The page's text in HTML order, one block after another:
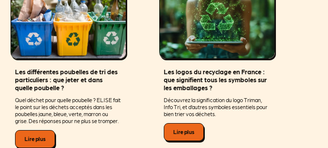
Les différentes poubelles de tri des
particuliers : que jeter et dans
quelle poubelle ?
Quel déchet pour quelle poubelle ? ELISE fait
le point sur les déchets acceptés dans les
poubelles jaune, bleue, verte, marron ou
grise. Des réponses pour ne plus se tromper.
Lire plus
Les logos du recyclage en France :
que signifient tous les symboles sur
les emballages ?
Découvrez la signification du logo Triman,
Info Tri, et d’autres symboles essentiels pour
bien trier vos déchets.
Lire plus